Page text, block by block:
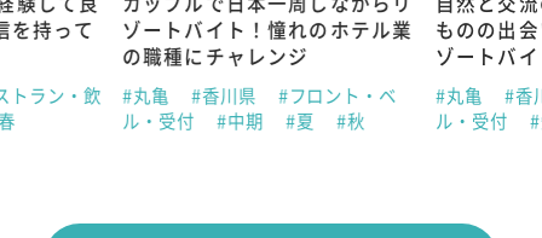
を持って
トラン・飲
ゾートバイト！憧れのホテル業
の職種にチャレンジ
#丸亀 #香川県
#フロント・ベ
ル・受付
#中期 #夏 #秋
ものの出
ゾートバ
#丸亀
#香
ル・受付